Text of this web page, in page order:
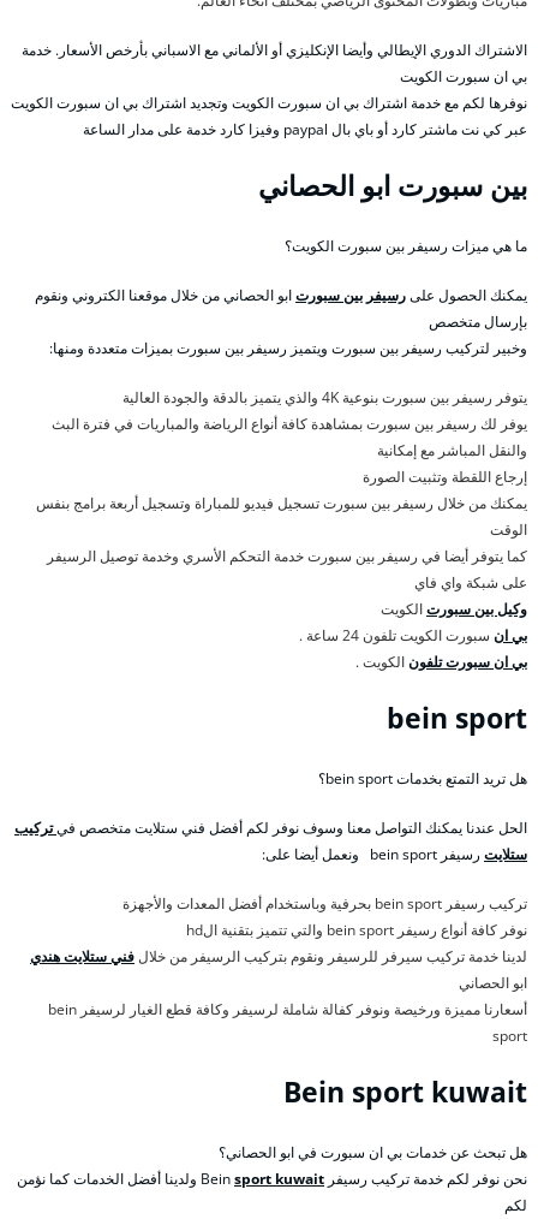
الاشتراك الدوري الإيطالي وأيضا الإنكليزي أو الألماني مع الاسباني بأرخص الأسعار. خدمة
بي ان سبورت الكويت
نوفرها لكم مع خدمة اشتراك بي ان سبورت الكويت وتجديد اشتراك بي ان سبورت الكويت
عبر كي نت ماشتر كارد أو باي بال paypal وفيزا كارد خدمة على مدار الساعة
بين سبورت ابو الحصاني
ما هي ميزات رسيفر بين سبورت الكويت؟
يمكنك الحصول علىرسيفر بين سبورتابو الحصاني من خلال موقعنا الكتروني ونقوم
بإرسال متخصص
وخبير لتركيب رسيفر بين سبورت ويتميز رسيفر بين سبورت بميزات متعددة ومنها:
يتوفر رسيفر بين سبورت بنوعية 4K والذي يتميز بالدقة والجودة العالية
يوفر لك رسيفر بين سبورت بمشاهدة كافة أنواع الرياضة والمباريات في فترة البث
والنقل المباشر مع إمكانية
إرجاع اللقطة وتثبيت الصورة
يمكنك من خلال رسيفر بين سبورت تسجيل فيديو للمباراة وتسجيل أربعة برامج بنفس
الوقت
كما يتوفر أيضا في رسيفر بين سبورت خدمة التحكم الأسري وخدمة توصيل الرسيفر
على شبكة واي فاي
وكيل بين سبورتالكويت
بي ان سبورت الكويت تلفون 24 ساعة .
بي ان سبورت تلفونالكويت .
bein sport
هل تريد التمتع بخدمات bein sport؟
الحل عندنا يمكنك التواصل معنا وسوف نوفر لكم أفضل فني ستلايت متخصص فيتركيب
ستلايت رسيفر bein sport ونعمل أيضا على:
تركيب رسيفر bein sport بحرفية وباستخدام أفضل المعدات والأجهزة
نوفر كافة أنواع رسيفر bein sport والتي تتميز بتقنية الhd
لدينا خدمة تركيب سيرفر للرسيفر ونقوم بتركيب الرسيفر من خلالفني ستلايت هندي
ابو الحصاني
أسعارنا مميزة ورخيصة ونوفر كفالة شاملة لرسيفر وكافة قطع الغيار لرسيفر bein
sport
Bein sport kuwait
هل تبحث عن خدمات بي ان سبورت في ابو الحصاني؟
نحن نوفر لكم خدمة تركيب رسيفر Bein sport kuwait
ولدينا أفضل الخدمات كما نؤمن
لكم